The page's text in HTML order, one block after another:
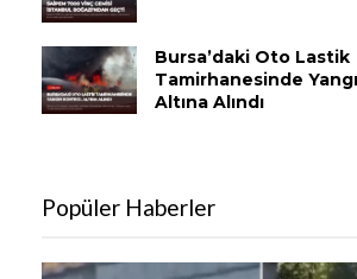
Bursa’daki Oto Lastik
Tamirhanesinde
Altına Alındı
Popüler Haberler